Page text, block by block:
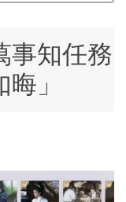
事知任務
」